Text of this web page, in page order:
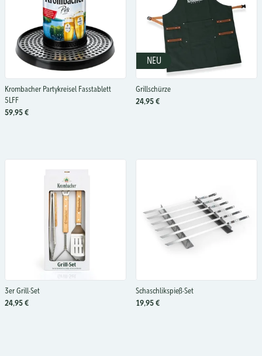
Krombacher Partykreisel Fasstablett
5LFF
59,95 €
NEU
Grillschürze
24,95 €
3er Grill-Set
24,95 €
Schaschlikspieß-Set
19,95 €